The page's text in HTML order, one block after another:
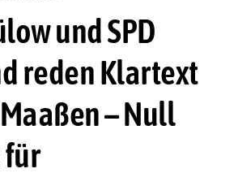
und SPD
reden Klartext
– Null
für